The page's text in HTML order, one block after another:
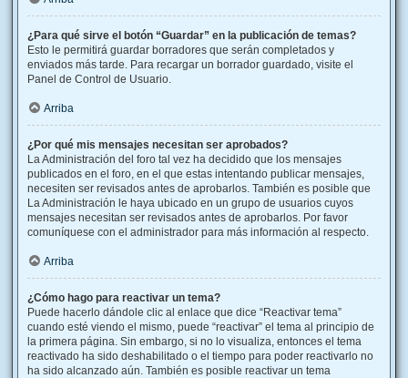
¿Para qué sirve el botón “Guardar” en la publicación de temas?
Esto le permitirá guardar borradores que serán completados y
enviados más tarde. Para recargar un borrador guardado, visite el
Panel de Control de Usuario.
Arriba
¿Por qué mis mensajes necesitan ser aprobados?
La Administración del foro tal vez ha decidido que los mensajes
publicados en el foro, en el que estas intentando publicar mensajes,
necesiten ser revisados antes de aprobarlos. También es posible que
La Administración le haya ubicado en un grupo de usuarios cuyos
mensajes necesitan ser revisados antes de aprobarlos. Por favor
comuníquese con el administrador para más información al respecto.
Arriba
¿Cómo hago para reactivar un tema?
Puede hacerlo dándole clic al enlace que dice “Reactivar tema”
cuando esté viendo el mismo, puede “reactivar” el tema al principio de
la primera página. Sin embargo, si no lo visualiza, entonces el tema
reactivado ha sido deshabilitado o el tiempo para poder reactivarlo no
ha sido alcanzado aún. También es posible reactivar un tema